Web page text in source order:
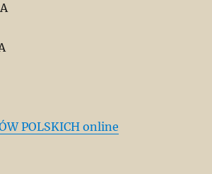
POLSKICH online